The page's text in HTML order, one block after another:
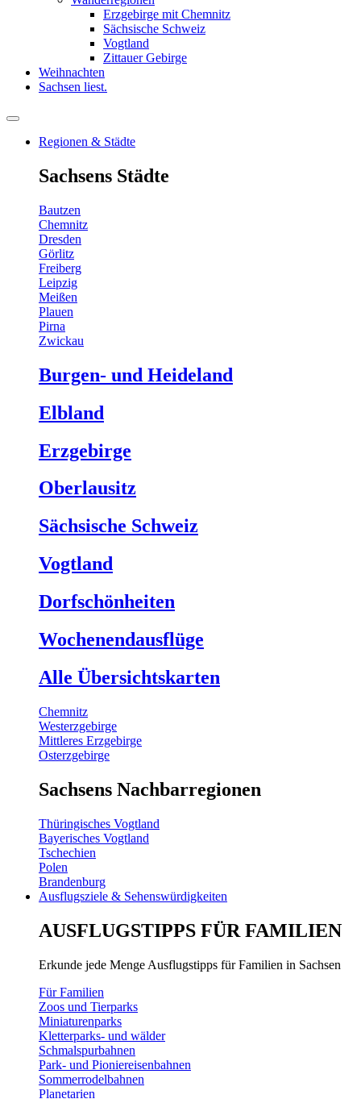
Erzgebirge mit Chemnitz
Sächsische Schweiz
Vogtland
Zittauer Gebirge
Weihnachten
Sachsen liest.
Regionen & Städte
Sachsens Städte
Bautzen
Chemnitz
Dresden
Görlitz
Freiberg
Leipzig
Meißen
Plauen
Pirna
Zwickau
Burgen- und Heideland
Elbland
Erzgebirge
Oberlausitz
Sächsische Schweiz
Vogtland
Dorfschönheiten
Wochenendausflüge
Alle Übersichtskarten
Chemnitz
Westerzgebirge
Mittleres Erzgebirge
Osterzgebirge
Sachsens Nachbarregionen
Thüringisches Vogtland
Bayerisches Vogtland
Tschechien
Polen
Brandenburg
Ausflugsziele & Sehenswürdigkeiten
AUSFLUGSTIPPS FÜR FAMILIEN
Erkunde jede Menge Ausflugstipps für Familien in Sachsen
Für Familien
Zoos und Tierparks
Miniaturenparks
Kletterparks- und wälder
Schmalspurbahnen
Park- und Pioniereisenbahnen
Sommerrodelbahnen
Planetarien